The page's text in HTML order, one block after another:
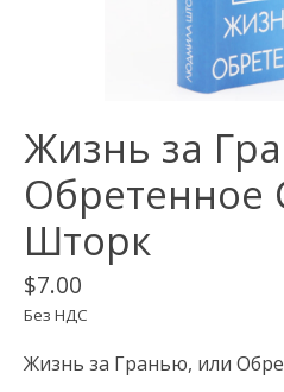
Жизнь за
Обретенное
Шторк
$7.00
Без НДС
Жизнь за Гранью, или